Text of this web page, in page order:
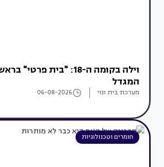
וילה בקומה ה-18: "בית פרטי"
המגדל
מערכת בית ונוי 06-08-2026
חומרים וטכנולוגיות